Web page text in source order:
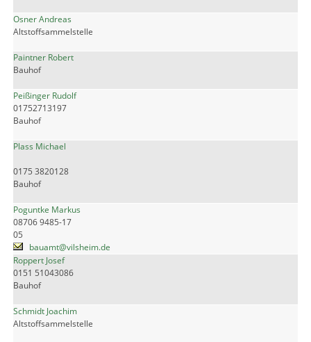
Osner Andreas
Altstoffsammelstelle
Paintner Robert
Bauhof
Peißinger Rudolf
01752713197
Bauhof
Plass Michael
0175 3820128
Bauhof
Poguntke Markus
08706 9485-17
05
bauamt@vilsheim.de
Roppert Josef
0151 51043086
Bauhof
Schmidt Joachim
Altstoffsammelstelle